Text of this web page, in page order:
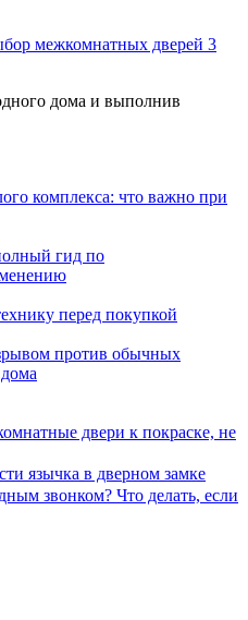
межкомнатных дверей 3
дома и выполнив
комплекса: что важно при
гид по
перед покупкой
против обычных
двери к покраске, не
язычка в дверном замке
звонком? Что делать, если